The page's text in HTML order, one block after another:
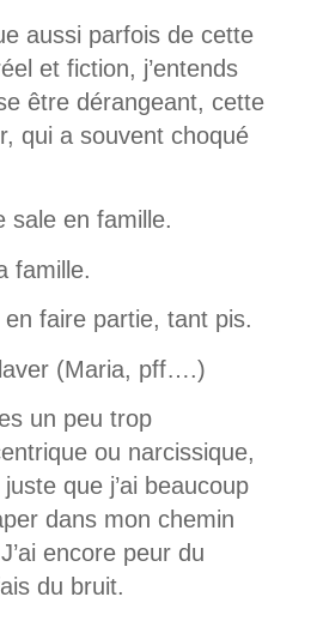
aussi parfois de cette
et fiction, j’entends
être dérangeant, cette
qui a souvent choqué
sale en famille.
famille.
faire partie, tant pis.
(Maria, pff….)
un peu trop
ou narcissique,
juste que j’ai beaucoup
dans mon chemin
encore peur du
du bruit.